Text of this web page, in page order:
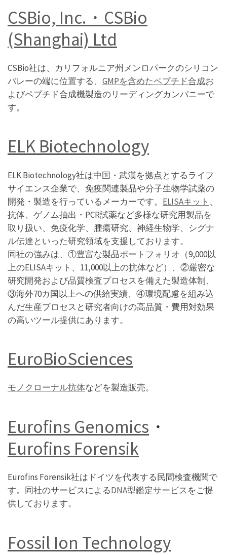
CSBio, Inc.・CSBio
(Shanghai) Ltd
CSBio社は、カリフォルニア州メンロパークのシリコン
バレーの端に位置する、 GMPを含めたペプチド合成お
よびペプチド合成機製造のリーディングカンパニーで
す。
ELK Biotechnology
ELK Biotechnology社は中国・武漢を拠点とするライフ
サイエンス企業で、免疫関連製品や分子生物学試薬の
開発・製造を行っているメーカーです。 ELISAキット 、
抗体、ゲノム抽出・PCR試薬など多様な研究用製品を
取り扱い、免疫化学、腫瘍研究、神経生物学、シグナ
ル伝達といった研究領域を支援しております。
同社の強みは、①豊富な製品ポートフォリオ（9,000以
上のELISAキット、11,000以上の抗体など）、②厳密な
研究開発および品質検査プロセスを備えた製造体制、
③海外70カ国以上への供給実績、④環境配慮を組み込
んだ生産プロセスと研究者向けの高品質・費用対効果
の高いツール提供にあります。
EuroBioSciences
モノクローナル抗体などを製造販売。
Eurofins Genomics ・
Eurofins Forensik
Eurofins Forensik社はドイツを代表する民間検査機関で
す。同社のサービスによるDNA型鑑定サービスをご提
供しております。
Fossil Ion Technology